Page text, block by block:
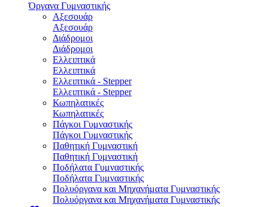
Όργανα Γυμναστικής
Αξεσουάρ
Αξεσουάρ
Διάδρομοι
Διάδρομοι
Ελλειπτικά
Ελλειπτικά
Ελλειπτικά - Stepper
Ελλειπτικά - Stepper
Κωπηλατικές
Κωπηλατικές
Πάγκοι Γυμναστικής
Πάγκοι Γυμναστικής
Παθητική Γυμναστική
Παθητική Γυμναστική
Ποδήλατα Γυμναστικής
Ποδήλατα Γυμναστικής
Πολυόργανα και Μηχανήματα Γυμναστικής
Πολυόργανα και Μηχανήματα Γυμναστικής